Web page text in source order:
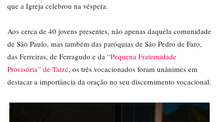
que a Igreja celebrou na véspera.
Aos cerca de 40 jovens presentes, não apenas daquela comunidade
de São Paulo, mas também das paróquias de São Pedro de Faro,
das Ferreiras, de Ferragudo e da “Pequena Fraternidade
Provisória” de Taizé, os três vocacionados foram unânimes em
destacar a importância da oração no seu discernimento vocacional.